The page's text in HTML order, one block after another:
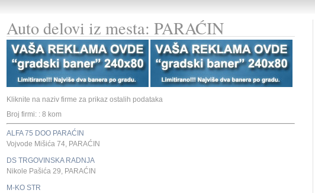
Auto delovi iz mesta: PARAĆIN
Kliknite na naziv firme za prikaz ostalih podataka
Broj firmi: : 8 kom
ALFA 75 DOO PARAĆIN
Vojvode Mišića 74, PARAĆIN
DS TRGOVINSKA RADNJA
Nikole Pašića 29, PARAĆIN
M-KO STR